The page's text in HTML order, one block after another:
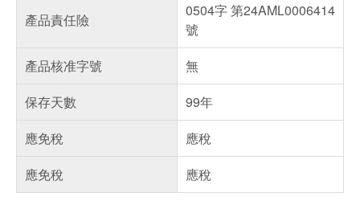
產品責任險
0504字 第24AML0006414
號
產品核准字號
無
保存天數
99年
應免稅
應稅
應免稅
應稅